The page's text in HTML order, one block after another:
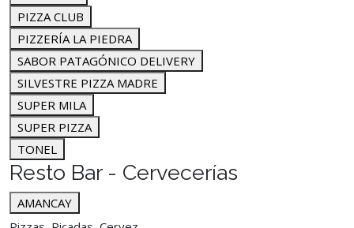
PIZZA CLUB
PIZZERÍA LA PIEDRA
SABOR PATAGÓNICO DELIVERY
SILVESTRE PIZZA MADRE
SUPER MILA
SUPER PIZZA
TONEL
Resto Bar - Cervecerías
AMANCAY